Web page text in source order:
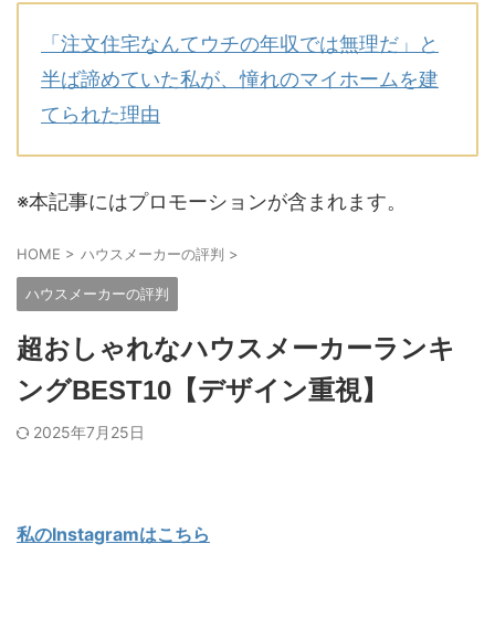
「注文住宅なんてウチの年収では無理だ」と
半ば諦めていた私が、憧れのマイホームを建
てられた理由
※本記事にはプロモーションが含まれます。
HOME > ハウスメーカーの評判 >
ハウスメーカーの評判
超おしゃれなハウスメーカーランキ
ングBEST10【デザイン重視】
2025年7月25日
私のInstagramはこちら